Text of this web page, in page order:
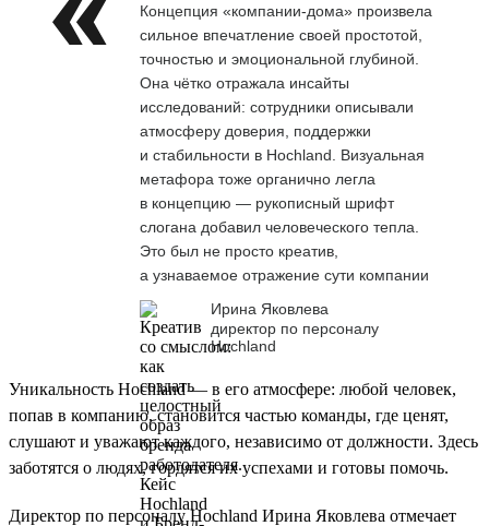
Концепция «компании-дома» произвела
сильное впечатление своей простотой,
точностью и эмоциональной глубиной.
Она чётко отражала инсайты
исследований: сотрудники описывали
атмосферу доверия, поддержки
и стабильности в Hochland. Визуальная
метафора тоже органично легла
в концепцию — рукописный шрифт
слогана добавил человеческого тепла.
Это был не просто креатив,
а узнаваемое отражение сути компании
Ирина Яковлева
директор по персоналу
Hochland
Уникальность Hochland — в его атмосфере: любой человек,
попав в компанию, становится частью команды, где ценят,
слушают и уважают каждого, независимо от должности. Здесь
заботятся о людях, гордятся их успехами и готовы помочь.
Директор по персоналу Hochland Ирина Яковлева отмечает